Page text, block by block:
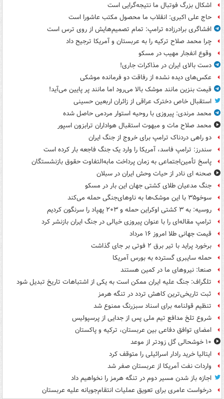
اشکال بزرگ فوتبال ما نتیجه‌گرایی است
حاج علی اکبری: انقلاب ما محصول مکتب عاشورا است
افشاگری برادرزاده ترامپ: تمام تصمیم‌هایش از روی ترس است
چرا محمد صلاح ترکیه را به عربستان و آمریکا ترجیح داد
وقوع انفجار مهیب در مسکو
دست بالای ایران در مذاکرات جاری!
عکس‌های دیده نشده از رفاقت دو فرمانده‌ موشکی
قیمت بنزین مانند موشک بالا می‌رود اما مانند پر پایین می‌آید!
استقبال خاص دخترک عراقی از زائران اربعین حسینی
محمد مرندی: پیروزی با روحیه استوار مردمی حاصل شده
محمد صلاح مات و مبهوت استقبال هواداران ترابزون اسپور
دو راهی دردناک ترامپ برای خروج از جنگ ایران
سندرز: ترامپ فاسد، آمریکا را وارد یک جنگ فاجعه بار کرده است
پاسخ تأمین‌اجتماعی به زمان پرداخت مابه‌التفاوت حقوق بازنشستگان
صحنه ای نادر از حیات وحش ایران در سبلان
جنگ مدعیان طلای کشتی جهان این بار در مسکو
سوخو۳۵ با این موشک‌ها به ناوهای‌جنگی حمله می‌کند
روسیه: به ۳ کشتی اوکراین حمله و ۲۰۳ پهپاد را سرنگون کردیم
ترامپ مقاله‌ای را با عنوان پیروزی خیالی در جنگ ایران بازنشر کرد
قیمت جهانی طلا امروز ۱۶ مرداد
برخورد پراید با تیر برق ۲ فوتی بر جای گذاشت
حمله سایبری گسترده به بورس آمریکا
صنعا: نیروهای ما در کمین‌ هستند
تلگراف: جنگ علیه ایران ممکن است به یکی از اشتباهات تاریخ تبدیل شود
ثبت تاریخی‌ترین کاهش تردد در تنگه هرمز
تنظیم قولنامه برای اسناد سبزرنگ ممنوع شد
شروع تلخ مدافع تیم ملی پس از جدایی از پرسپولیس
امضای توافق دفاعی بین عربستان، ترکیه و پاکستان
۱۰ خوشحالی گل زودتر از موعد
ایتالیا خرید رادار اسرائیلی را متوقف کرد
واردات نفت آمریکا از عربستان صفر شد
اجازه باز شدن مسیر دوم در تنگه هرمز را نخواهیم داد
درخواست عامری برای تعویق عملیات انتقام‌جویانه علیه عربستان